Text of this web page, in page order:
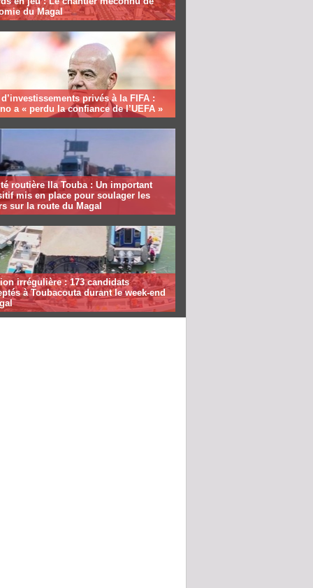
du Magal
privés à la FIFA :
a « perdu la confiance de l’UEFA »
routière Ila Touba : Un important
mis en place pour soulager les
sur la route du Magal
irrégulière : 173 candidats
à Toubacouta durant le week-end